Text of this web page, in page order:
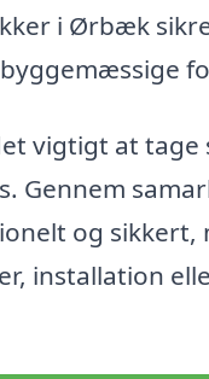
i Ørbæk
vigtigt at
Gennem
og sikkert,
installation